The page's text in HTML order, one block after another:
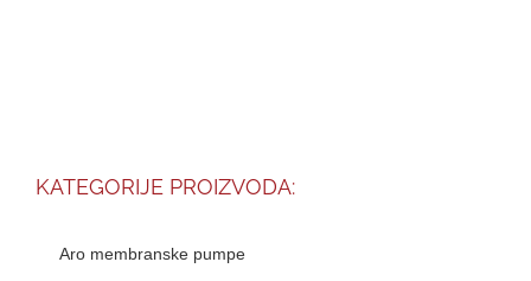
KATEGORIJE PROIZVODA:
Aro membranske pumpe